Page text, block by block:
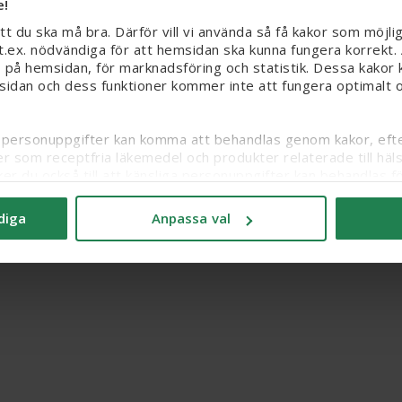
du ska må bra. Därför vill vi använda så få kakor som
nödvändiga för att hemsidan ska kunna fungera
hemsidan, för marknadsföring och statistik. Dessa
och dess funktioner kommer inte att fungera optimalt
kan komma att behandlas genom kakor,
som receptfria läkemedel och produkter relaterade till
samtycke och läsa mer om vilka kakor vi använder under
Anpassa val
Cookiepolicy Medlemsvillkor Tillgänglighet
© Apoteket AB 2009 - 2026-08-08 12:06:55 srv 182